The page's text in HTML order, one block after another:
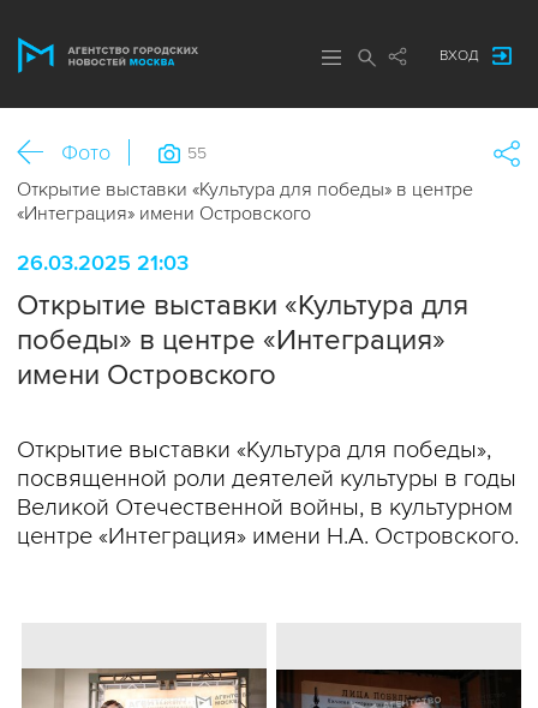
ВХОД
Фото
Открытие выставки «Культура для победы» в центре
«Интеграция» имени Островского
55
26.03.2025 21:03
Открытие выставки «Культура для
победы» в центре «Интеграция»
имени Островского
Открытие выставки «Культура для победы»,
посвященной роли деятелей культуры в годы
Великой Отечественной войны, в культурном
центре «Интеграция» имени Н.А. Островского.